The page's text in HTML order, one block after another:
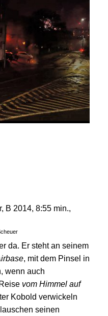
B 2014, 8:55 min.,
da. Er steht an seinem
, mit dem Pinsel in
wenn auch
vom Himmel auf
Kobold verwickeln
seinen